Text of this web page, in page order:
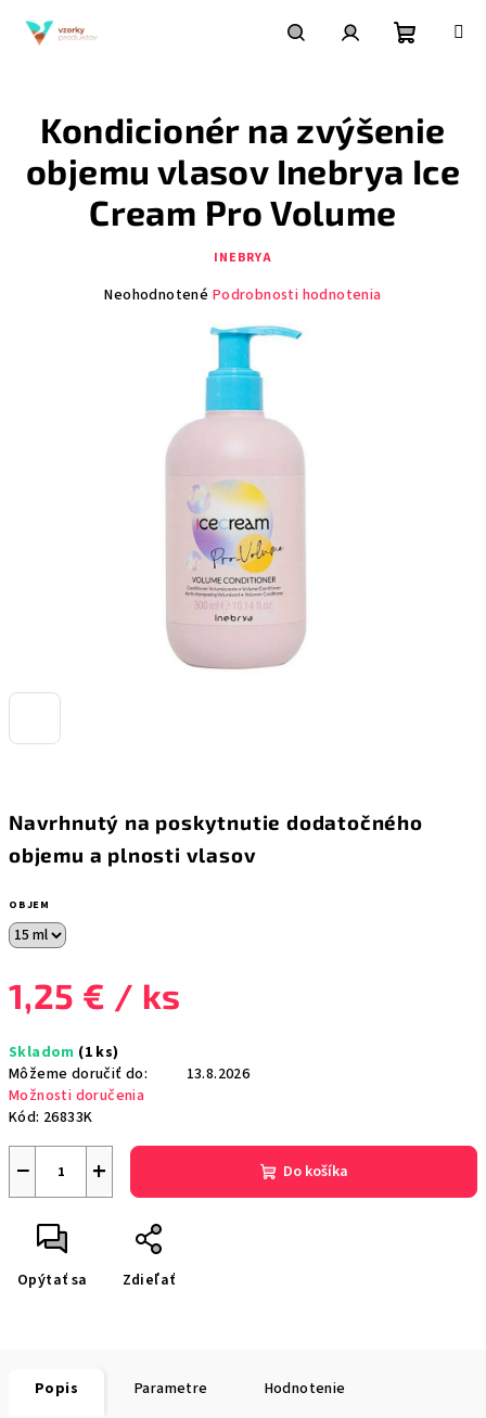
košík
Navrhnutý na poskytnutie dodatočného
objemu a plnosti vlasov
OBJEM
1,25 € / ks
cena:
Skladom (1 ks)
Môžeme doručiť do:
13.8.2026
Možnosti doručenia
Kód: 26833K
+
− Do košíka
Opýtať sa Zdieľať
Kondicionér na zvýšenie
objemu vlasov Inebrya Ice
Cream Pro Volume
INEBRYA
Priemerné
hviezdičiek.
Neohodnotené Podrobnosti hodnotenia
Popis Parametre Hodnotenie